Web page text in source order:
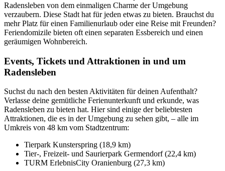
Radensleben von dem einmaligen Charme der Umgebung
verzaubern. Diese Stadt hat für jeden etwas zu bieten. Brauchst du
mehr Platz für einen Familienurlaub oder eine Reise mit Freunden?
Feriendomizile bieten oft einen separaten Essbereich und einen
geräumigen Wohnbereich.
Events, Tickets und Attraktionen in und um
Radensleben
Suchst du nach den besten Aktivitäten für deinen Aufenthalt?
Verlasse deine gemütliche Ferienunterkunft und erkunde, was
Radensleben zu bieten hat. Hier sind einige der beliebtesten
Attraktionen, die es in der Umgebung zu sehen gibt, – alle im
Umkreis von 48 km vom Stadtzentrum:
Tierpark Kunsterspring (18,9 km)
Tier-, Freizeit- und Saurierpark Germendorf (22,4 km)
TURM ErlebnisCity Oranienburg (27,3 km)